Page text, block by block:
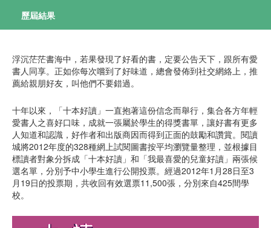
歷屆結果
浮沉茫茫書海中，若果發現了好看的書，定要公告天下，跟所有愛
書人同享。正如你每次嚐到了好味道，總會發佈到社交網絡上，推
薦給親朋好友，叫他們不要錯過。
十年以來，「十本好讀」一直抱著這份信念而舉行，集合各方年輕
愛書人之喜好口味，成就一張屬於學生的得獎書單，讓好書有更多
人知道和認識，好作者和出版商因而得到正面的鼓勵和讚賞。閱讀
城將2012年度的328種網上試閱圖書按平均瀏覽量整理，並根據目
標讀者對象分拆成「十本好讀」和「我最喜愛的兒童好讀」兩張候
選名單，分別予中小學生進行公開投票。經過2012年1月28日至3
月19日的投票期，共收回有效選票11,500張，分別來自425間學
校。